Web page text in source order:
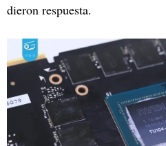
dieron respuesta.